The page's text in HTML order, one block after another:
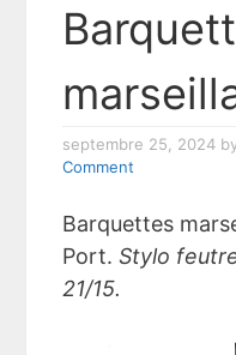
septembre 25, 2024
Comment
Barquettes
Port.Stylo
21/15.